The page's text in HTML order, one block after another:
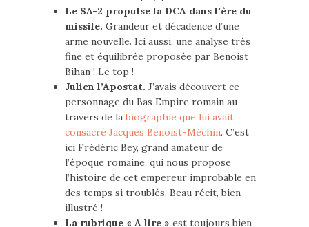
Le SA-2 propulse la DCA dans l’ère du
missile. Grandeur et décadence d’une
arme nouvelle. Ici aussi, une analyse très
fine et équilibrée proposée par Benoist
Bihan ! Le top !
Julien l’Apostat. J’avais découvert ce
personnage du Bas Empire romain au
travers de la biographie que lui avait
consacré Jacques Benoist-Méchin. C’est
ici Frédéric Bey, grand amateur de
l’époque romaine, qui nous propose
l’histoire de cet empereur improbable en
des temps si troublés. Beau récit, bien
illustré !
La rubrique « A lire » est toujours bien